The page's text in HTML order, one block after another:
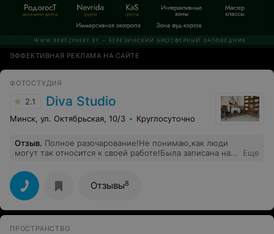
ЭФФЕКТИВНАЯ РЕКЛАМА НА САЙТЕ
ФОТОСТУДИЯ
2.1 Diva Studio
Минск, ул. Октябрьская, 10/3 Круглосуточно
Отзыв. Полное разочарование!Не понимаю,как люди
могут так относится к своей работе!Была записана на
вопросов нет,но фотограф при первой фотосессии
полный негатив,снимки были просто ужас!При
требовании вернуть деньги полный игнор со стороны
администрации.Хотите ужасные фото и выбросить
деньги ,тогда вам сюда
Еще
Отзывы8
ПРОСТРАНСТВО